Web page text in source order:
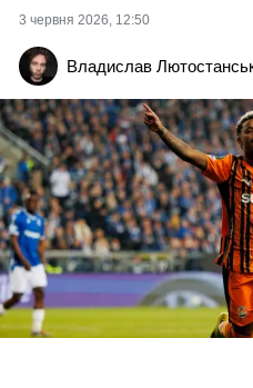
2
3 червня 2026, 12:50
Владислав